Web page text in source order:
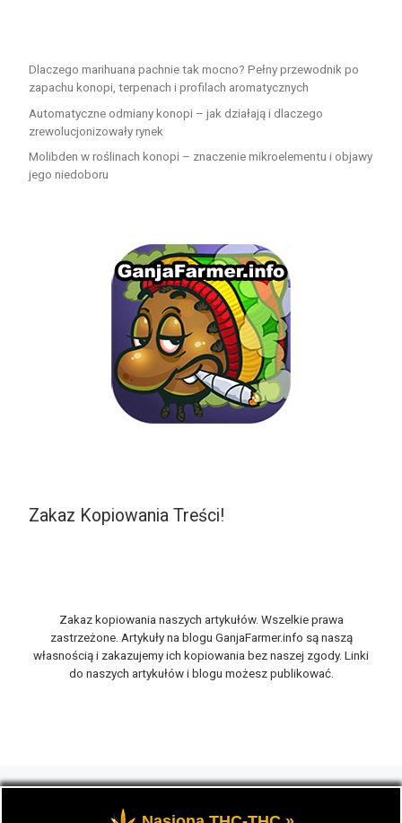
Dlaczego marihuana pachnie tak mocno? Pełny przewodnik po
zapachu konopi, terpenach i profilach aromatycznych
Automatyczne odmiany konopi – jak działają i dlaczego
zrewolucjonizowały rynek
Molibden w roślinach konopi – znaczenie mikroelementu i objawy
jego niedoboru
Zakaz Kopiowania Treści!
Zakaz kopiowania naszych artykułów. Wszelkie prawa
zastrzeżone. Artykuły na blogu GanjaFarmer.info są naszą
własnością i zakazujemy ich kopiowania bez naszej zgody. Linki
do naszych artykułów i blogu możesz publikować.
Marihuana THC i rośliny konopi oraz cannabis CBD, to